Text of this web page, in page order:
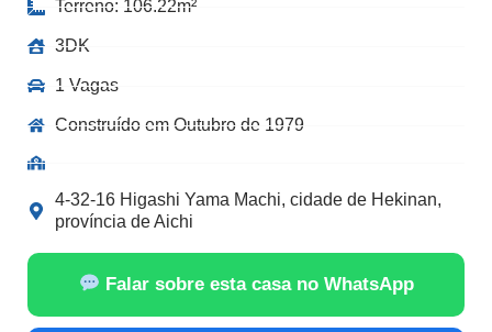
Terreno: 106.22m²
3DK
1 Vagas
Construído em Outubro de 1979
4-32-16 Higashi Yama Machi, cidade de Hekinan,
província de Aichi
Falar sobre esta casa no WhatsApp